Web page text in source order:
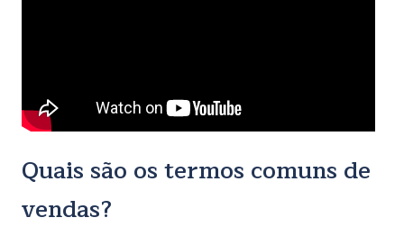
Quais são os termos comuns de
vendas?